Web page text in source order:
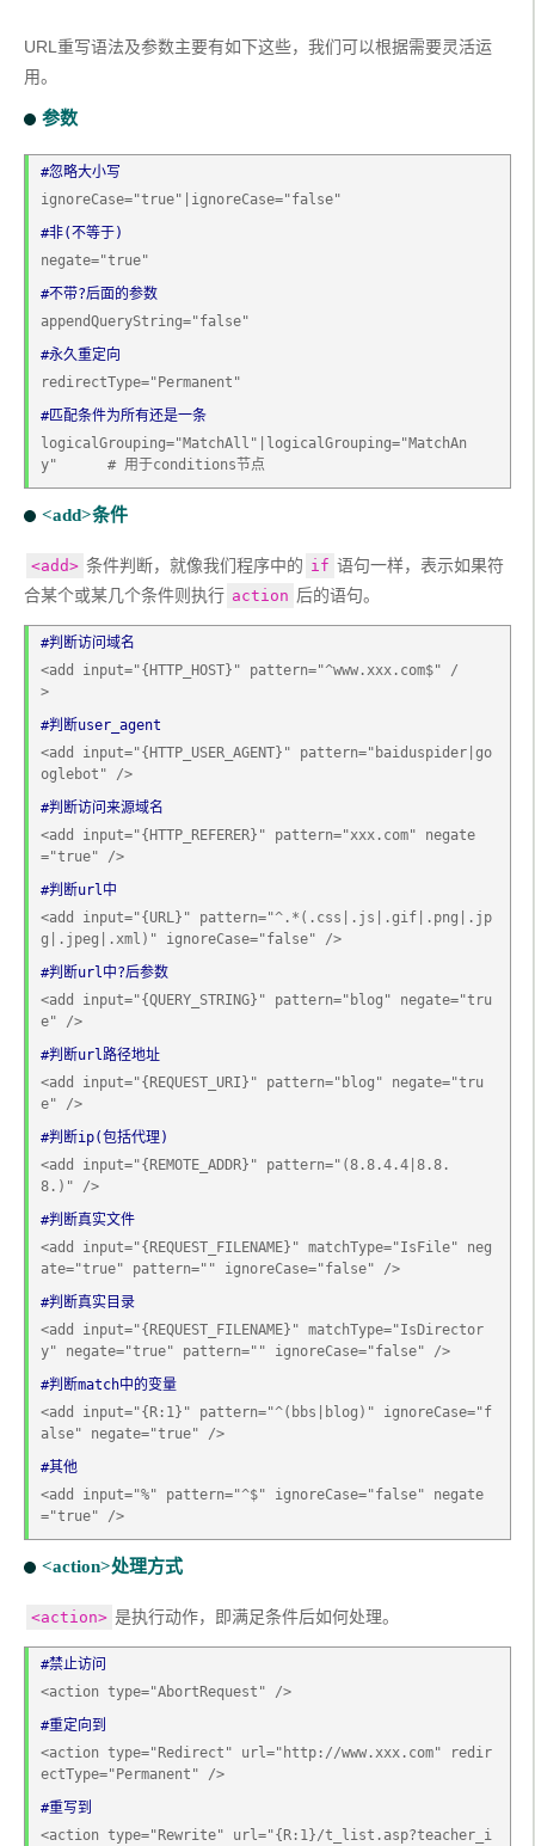
URL重写语法及参数主要有如下这些，我们可以根据需要灵活运
用。
参数
#忽略大小写
ignoreCase="true"|ignoreCase="false"
#非(不等于)
negate="true"
#不带?后面的参数
appendQueryString="false"
#永久重定向
redirectType="Permanent"
#匹配条件为所有还是一条
logicalGrouping="MatchAll"|logicalGrouping="MatchAn
y"      # 用于conditions节点
<add>条件
<add> 条件判断，就像我们程序中的 if 语句一样，表示如果符
合某个或某几个条件则执行 action 后的语句。
#判断访问域名
<add input="{HTTP_HOST}" pattern="^www.xxx.com$" /
>
#判断user_agent
<add input="{HTTP_USER_AGENT}" pattern="baiduspider|go
oglebot" />
#判断访问来源域名
<add input="{HTTP_REFERER}" pattern="xxx.com" negate
="true" />
#判断url中
<add input="{URL}" pattern="^.*(.css|.js|.gif|.png|.jp
g|.jpeg|.xml)" ignoreCase="false" />
#判断url中?后参数
<add input="{QUERY_STRING}" pattern="blog" negate="tru
e" />
#判断url路径地址
<add input="{REQUEST_URI}" pattern="blog" negate="tru
e" />
#判断ip(包括代理)
<add input="{REMOTE_ADDR}" pattern="(8.8.4.4|8.8.
8.)" />
#判断真实文件
<add input="{REQUEST_FILENAME}" matchType="IsFile" neg
ate="true" pattern="" ignoreCase="false" />
#判断真实目录
<add input="{REQUEST_FILENAME}" matchType="IsDirector
y" negate="true" pattern="" ignoreCase="false" />
#判断match中的变量
<add input="{R:1}" pattern="^(bbs|blog)" ignoreCase="f
alse" negate="true" />
#其他
<add input="%" pattern="^$" ignoreCase="false" negate
="true" />
<action>处理方式
<action> 是执行动作，即满足条件后如何处理。
#禁止访问
<action type="AbortRequest" />
#重定向到
<action type="Redirect" url="http://www.xxx.com" redir
ectType="Permanent" />
#重写到
<action type="Rewrite" url="{R:1}/t_list.asp?teacher_i